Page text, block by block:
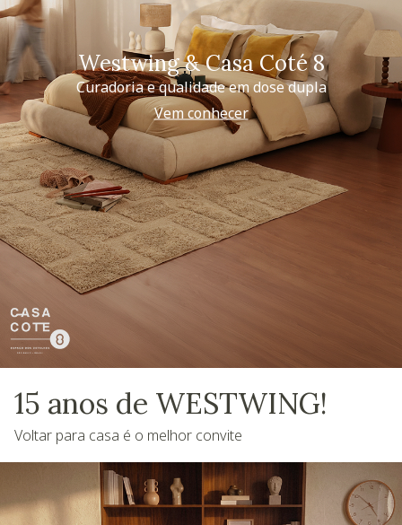
Westwing & Casa Coté 8
Curadoria e qualidade em dose dupla
Vem conhecer
15 anos de WESTWING!
Voltar para casa é o melhor convite